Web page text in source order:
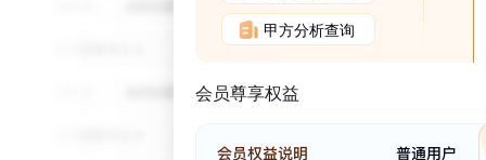
甲方分析查询
会员尊享权益